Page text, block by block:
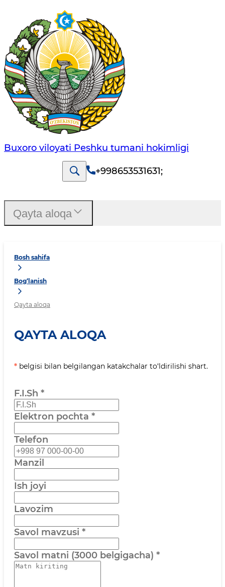
Buxoro viloyati Peshku tumani hokimligi
+998653531631;
Bosh sahifa
Bog‘lanish
Qayta aloqa
QAYTA ALOQA
* belgisi bilan belgilangan katakchalar to‘ldirilishi shart.
F.I.Sh *
Elektron pochta *
Telefon
Manzil
Ish joyi
Lavozim
Savol mavzusi *
Savol matni (3000 belgigacha) *
Qayta aloqa